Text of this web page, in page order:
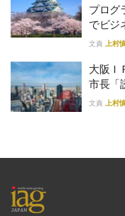
プロ
でビジ
文責 上村
大阪Ｉ
市長「
文責 上村